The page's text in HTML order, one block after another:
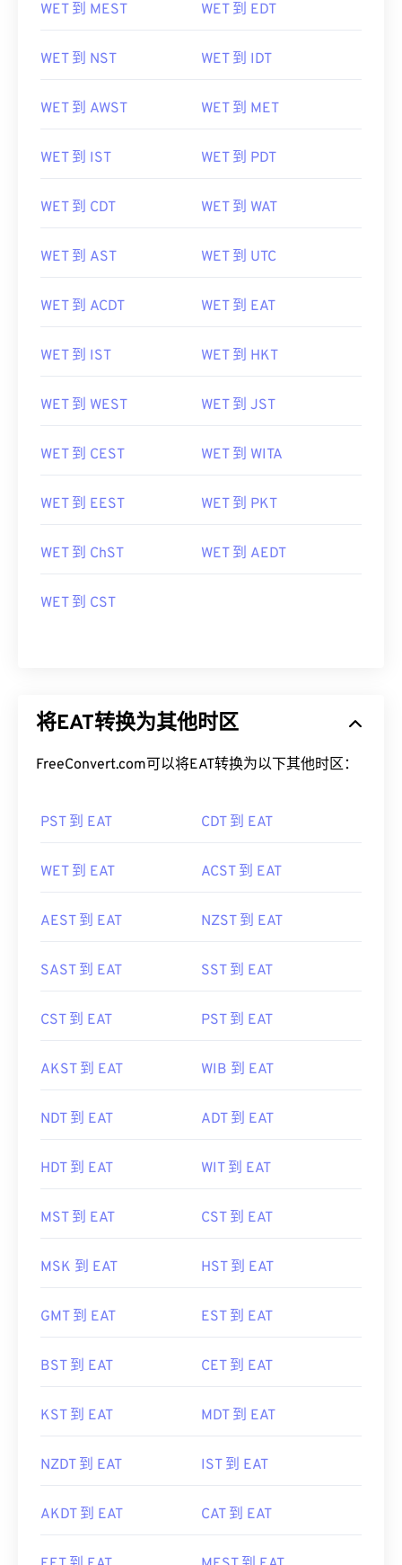
WET 到 MEST WET 到 EDT
WET 到 NST WET 到 IDT
WET 到 AWST WET 到 MET
WET 到 IST WET 到 PDT
WET 到 CDT WET 到 WAT
WET 到 AST WET 到 UTC
WET 到 ACDT WET 到 EAT
WET 到 IST WET 到 HKT
WET 到 WEST WET 到 JST
WET 到 CEST WET 到 WITA
WET 到 EEST WET 到 PKT
WET 到 ChST WET 到 AEDT
WET 到 CST
将EAT转换为其他时区
FreeConvert.com可以将EAT转换为以下其他时区：
PST 到 EAT CDT 到 EAT
WET 到 EAT ACST 到 EAT
AEST 到 EAT NZST 到 EAT
SAST 到 EAT SST 到 EAT
CST 到 EAT PST 到 EAT
AKST 到 EAT WIB 到 EAT
NDT 到 EAT ADT 到 EAT
HDT 到 EAT WIT 到 EAT
MST 到 EAT CST 到 EAT
MSK 到 EAT HST 到 EAT
GMT 到 EAT EST 到 EAT
BST 到 EAT CET 到 EAT
KST 到 EAT MDT 到 EAT
NZDT 到 EAT IST 到 EAT
AKDT 到 EAT CAT 到 EAT